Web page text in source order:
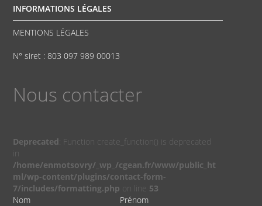
INFORMATIONS LÉGALES
MENTIONS LÉGALES
N° siret : 803 097 989 00013
Nous contacter
Deprecated: Function create_function() is deprecated
in
/home/enmotsovry/_wp_/cgean.fr/www/public_ht
ml/wp-content/plugins/contact-form-
7/includes/formatting.php on line 53
Nom
Prénom